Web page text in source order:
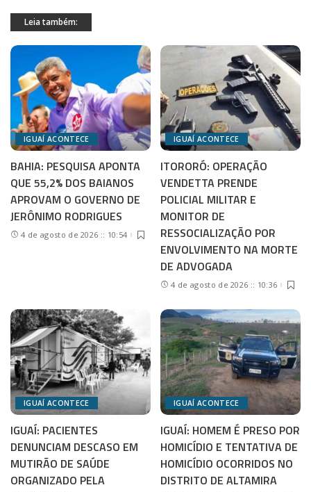
Leia também:
IGUAÍ ACONTECE
BAHIA: PESQUISA APONTA
QUE 55,2% DOS BAIANOS
APROVAM O GOVERNO DE
JERÔNIMO RODRIGUES
4 de agosto de 2026 :: 10:54
IGUAÍ ACONTECE
ITORORÓ: OPERAÇÃO
VENDETTA PRENDE
POLICIAL MILITAR E
MONITOR DE
RESSOCIALIZAÇÃO POR
ENVOLVIMENTO NA MORTE
DE ADVOGADA
4 de agosto de 2026 :: 10:36
IGUAÍ ACONTECE
IGUAÍ: PACIENTES
DENUNCIAM DESCASO EM
MUTIRÃO DE SAÚDE
ORGANIZADO PELA
IGUAÍ ACONTECE
IGUAÍ: HOMEM É PRESO POR
HOMICÍDIO E TENTATIVA DE
HOMICÍDIO OCORRIDOS NO
DISTRITO DE ALTAMIRA